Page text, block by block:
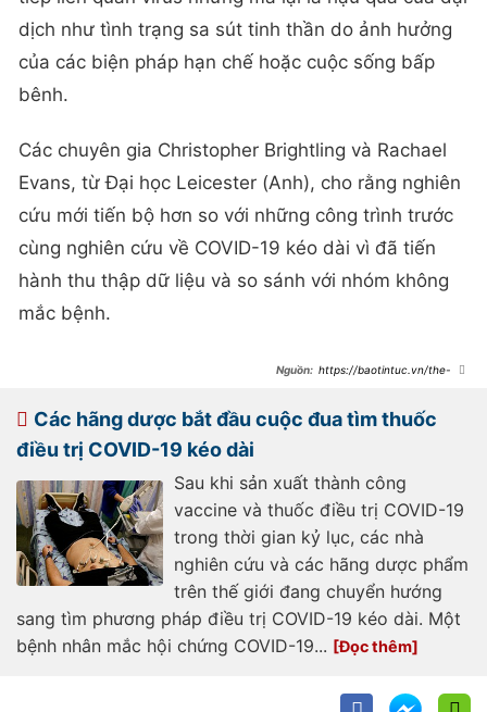
dịch như tình trạng sa sút tinh thần do ảnh hưởng
của các biện pháp hạn chế hoặc cuộc sống bấp
bênh.
Các chuyên gia Christopher Brightling và Rachael
Evans, từ Đại học Leicester (Anh), cho rằng nghiên
cứu mới tiến bộ hơn so với những công trình trước
cùng nghiên cứu về COVID-19 kéo dài vì đã tiến
hành thu thập dữ liệu và so sánh với nhóm không
mắc bệnh.
https://baotintuc.vn/the-
dai-20220805135949648.htm
Các hãng dược bắt đầu cuộc đua tìm thuốc
điều trị COVID-19 kéo dài
Sau khi sản xuất thành công
vaccine và thuốc điều trị COVID-19
trong thời gian kỷ lục, các nhà
nghiên cứu và các hãng dược phẩm
trên thế giới đang chuyển hướng
sang tìm phương pháp điều trị COVID-19 kéo dài. Một
bệnh nhân mắc hội chứng COVID-19...